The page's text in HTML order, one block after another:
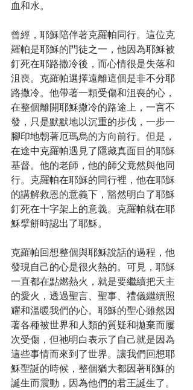
血和水。
曾經，耶穌陪伴著克羅帕同行。這位克
羅帕是耶穌的門徒之一，他因為耶穌被
釘死在耶路撒冷後，而心情很是失落和
沮喪。克羅帕選擇遠離這個是非不分耶
路撒冷。他帶著一顆受傷和沮喪的心，
在整個離開耶穌撒冷的路途上，一言不
發，只是默默地以沉重的步伐，一步一
腳印地朝著厄瑪烏的方向前行。但是，
在途中克羅帕遇見了隱藏真面目的耶穌
基督。他的老師，他的師父竟然與他同
行。克羅帕在耶穌的同行裡，他在耶穌
的講解救恩的意義下，豁然明白了耶穌
釘死在十字架上的意義。克羅帕就在耶
穌擘餅時認出了耶穌。
克羅帕回想整個與耶穌說話的過程，他
發現自己的心是很火熱的。可見，耶穌
一直都在點燃熱火，就是要繼續把天主
的愛火，透過聖言、聖事、禮儀繼續照
耀和溫暖我們的心。耶穌的聖心雖然因
著各種被世界和人類的質疑和拋棄而屢
次受傷，但祂明白表示了自己就是因為
這些事情而來到了世界。讓我們回想耶
穌聖誕的時候，整個猶大都因著耶穌的
誕生而震動，因為他們的君王誕生了。